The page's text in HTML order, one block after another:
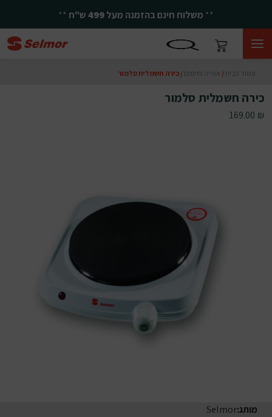
** משלוח חינם בהזמנה מעל499ש"ח **
עמוד הבית / אפייה וחימום / כירה חשמלית סלמור
מותג:Selmor
כירה חשמלית סלמור
169.00 ₪